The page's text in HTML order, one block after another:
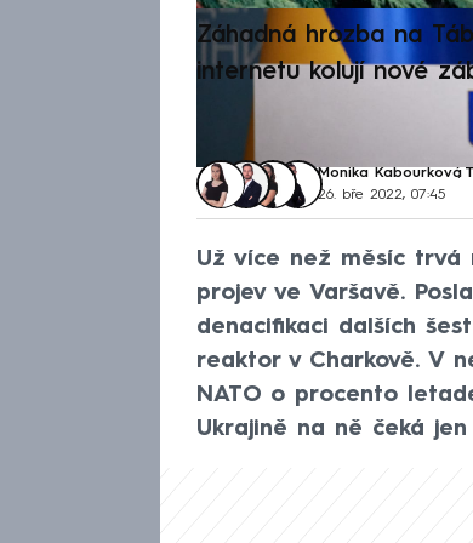
Záhadná hrozba na
internetu kolují nové
Monika Kabourková,
26. bře 2022, 07:45
Už více než měsíc trvá
projev ve Varšavě.
denacifikaci dalších
reaktor v Charkově. V
NATO o procento
Ukrajině na ně čeká